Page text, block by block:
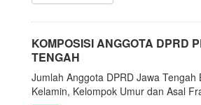
KOMPOSISI ANGGOTA DPRD
TENGAH
Jumlah Anggota DPRD Jawa Tengah
Kelamin, Kelompok Umur dan Asal